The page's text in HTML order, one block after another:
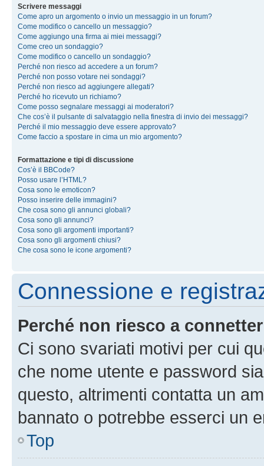
Scrivere messaggi
Come apro un argomento o invio un messaggio in un forum?
Come modifico o cancello un messaggio?
Come aggiungo una firma ai miei messaggi?
Come creo un sondaggio?
Come modifico o cancello un sondaggio?
Perché non riesco ad accedere a un forum?
Perché non posso votare nei sondaggi?
Perché non riesco ad aggiungere allegati?
Perché ho ricevuto un richiamo?
Come posso segnalare messaggi ai moderatori?
Che cos’è il pulsante di salvataggio nella finestra di invio dei messaggi?
Perché il mio messaggio deve essere approvato?
Come faccio a spostare in cima un mio argomento?
Formattazione e tipi di discussione
Cos’è il BBCode?
Posso usare l’HTML?
Cosa sono le emoticon?
Posso inserire delle immagini?
Che cosa sono gli annunci globali?
Cosa sono gli annunci?
Cosa sono gli argomenti importanti?
Cosa sono gli argomenti chiusi?
Che cosa sono le icone argomenti?
Connessione e
Perché non riesco a
Ci sono svariati motivi per cui
che nome utente e password
questo, altrimenti contatta un
bannato o potrebbe esserci un
Top